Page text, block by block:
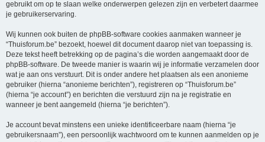
gebruikt om op te slaan welke onderwerpen gelezen zijn en verbetert daarmee
je gebruikerservaring.
Wij kunnen ook buiten de phpBB-software cookies aanmaken wanneer je
“Thuisforum.be” bezoekt, hoewel dit document daarop niet van toepassing is.
Deze tekst heeft betrekking op de pagina’s die worden aangemaakt door de
phpBB-software. De tweede manier is waarin wij je informatie verzamelen door
wat je aan ons verstuurt. Dit is onder andere het plaatsen als een anonieme
gebruiker (hierna “anonieme berichten”), registreren op “Thuisforum.be”
(hierna “je account”) en berichten die verstuurd zijn na je registratie en
wanneer je bent aangemeld (hierna “je berichten”).
Je account bevat minstens een unieke identificeerbare naam (hierna “je
gebruikersnaam”), een persoonlijk wachtwoord om te kunnen aanmelden op je